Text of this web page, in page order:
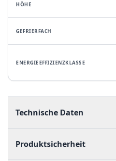
HÖHE
GEFRIERFACH
ENERGIEEFFIZIENZKLASSE
Technische Daten
Produktsicherheit